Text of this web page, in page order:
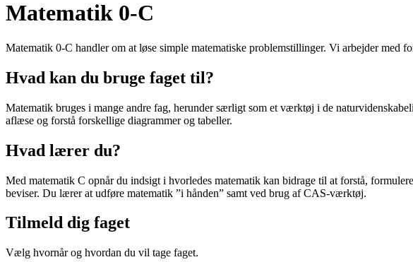
Matematik 0-C
Matematik 0-C handler om at løse simple matematiske problemstillinger. Vi arbejder med
Hvad kan du bruge faget til?
Matematik bruges i mange andre fag, herunder særligt som et værktøj i de
aflæse og forstå forskellige diagrammer og tabeller.
Hvad lærer du?
Med matematik C opnår du indsigt i hvorledes matematik kan bidrage til at forstå,
beviser. Du lærer at udføre matematik ”i hånden” samt ved brug af CAS-værktøj.
Tilmeld dig faget
Vælg hvornår og hvordan du vil tage faget.